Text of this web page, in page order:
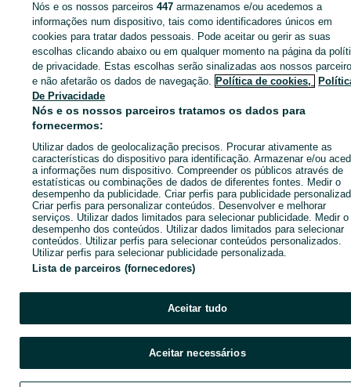
Página principal Equipamentos e Ferramentas Ferramentas
Vende-se
Vende-se - Lisboa
Vende-se - Vila Franca de Xira
CATEGORIA
ID:620632463 Cliques:
Ligar / SMS Enviar mensagem
Nós e os nossos parceiros447 armazenamos e/ou acedemos a
informações num dispositivo, tais como identificadores únicos em
cookies para tratar dados pessoais. Pode aceitar ou gerir as suas
escolhas clicando abaixo ou em qualquer momento na página da
de privacidade. Estas escolhas serão sinalizadas aos nossos
e não afetarão os dados de navegação. Política de cookies,
De Privacidade
Nós e os nossos parceiros tratamos os dados para
fornecermos:
Utilizar dados de geolocalização precisos. Procurar ativamente as
características do dispositivo para identificação. Armazenar e/ou
a informações num dispositivo. Compreender os públicos através de
estatísticas ou combinações de dados de diferentes fontes. Medir o
desempenho da publicidade. Criar perfis para publicidade
Criar perfis para personalizar conteúdos. Desenvolver e melhorar
serviços. Utilizar dados limitados para selecionar publicidade. Medir o
desempenho dos conteúdos. Utilizar dados limitados para selecionar
conteúdos. Utilizar perfis para selecionar conteúdos personalizados.
Utilizar perfis para selecionar publicidade personalizada.
Lista de parceiros (fornecedores)
Aceitar tudo
Aceitar necessários